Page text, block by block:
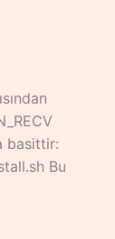
basittir:
Bu